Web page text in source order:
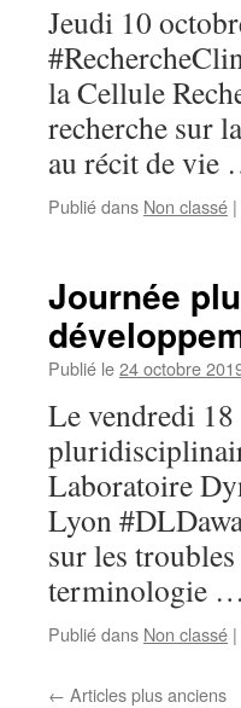
Jeudi 10
la Cellule
recherche sur
au récit de vie
Publié dans Non classé |
Journée
Publié le24 octobre
Le vendredi 18
Laboratoire
Lyon
sur les
terminologie …
Publié dans Non classé |
← Articles plus anciens